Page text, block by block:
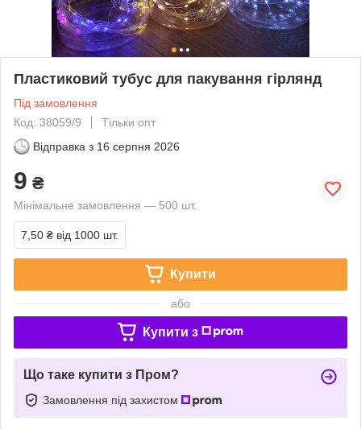
Пластиковий тубус для пакування гірлянд
Під замовлення
Код: 38059/9
Тільки опт
Відправка з 16 серпня 2026
9 ₴
Мінімальне замовлення — 500 шт.
7,50 ₴ від 1000 шт.
Купити
або
Купити з
Що таке купити з Пром?
Замовлення під захистом